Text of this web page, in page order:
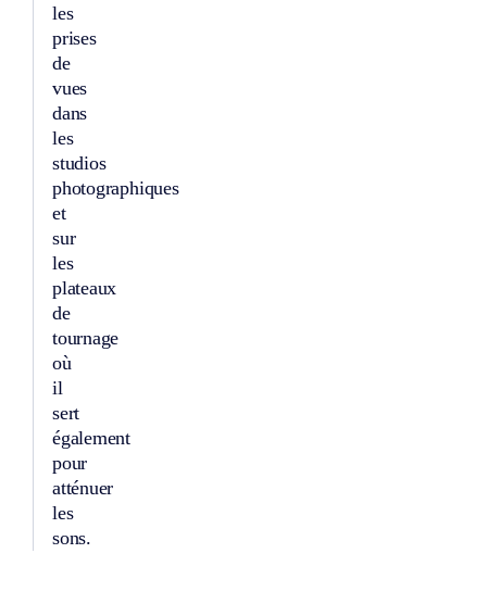
les
prises
de
vues
dans
les
studios
photographiques
et
sur
les
plateaux
de
tournage
où
il
sert
également
pour
atténuer
les
sons.